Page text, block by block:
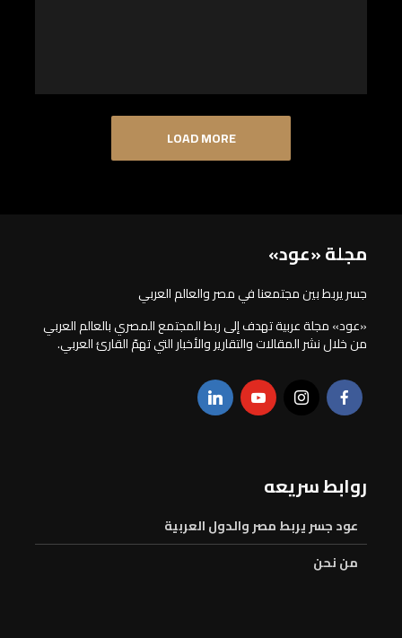
LOAD MORE
مجلة «عود»
جسر يربط بين مجتمعنا في مصر والعالم العربي
«عود» مجلة عربية تهدف إلى ربط المجتمع المصري بالعالم العربي
من خلال نشر المقالات والتقارير والأخبار التي تهمّ القارئ العربي.
روابط سريعه
عود جسر يربط مصر والدول العربية
من نحن